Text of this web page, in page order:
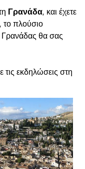
Γρανάδα, και έχετε
το πλούσιο
θα σας
εκδηλώσεις στη